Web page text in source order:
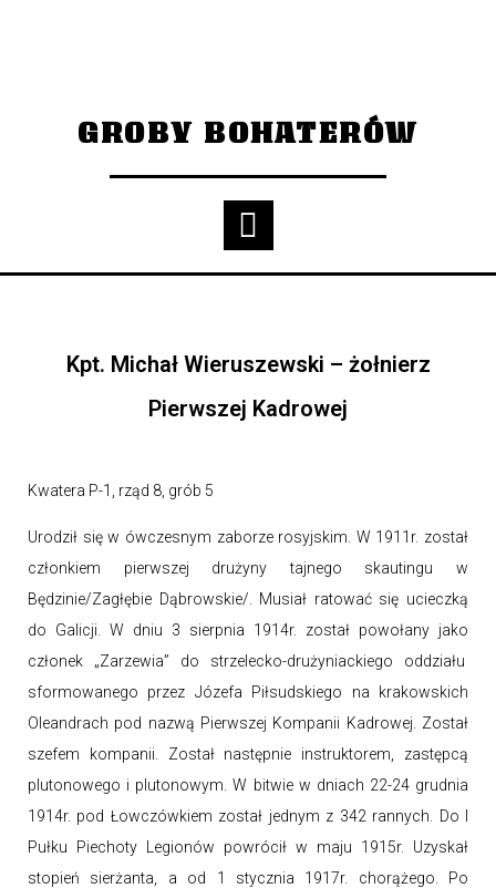
GROBY BOHATERÓW
Kpt. Michał Wieruszewski – żołnierz
Pierwszej Kadrowej
Kwatera P-1, rząd 8, grób 5
Urodził się w ówczesnym zaborze rosyjskim. W 1911r. został
członkiem pierwszej drużyny tajnego skautingu w
Będzinie/Zagłębie Dąbrowskie/. Musiał ratować się ucieczką
do Galicji. W dniu 3 sierpnia 1914r. został powołany jako
członek „Zarzewia” do strzelecko-drużyniackiego oddziału
sformowanego przez Józefa Piłsudskiego na krakowskich
Oleandrach pod nazwą Pierwszej Kompanii Kadrowej. Został
szefem kompanii. Został następnie instruktorem, zastępcą
plutonowego i plutonowym. W bitwie w dniach 22-24 grudnia
1914r. pod Łowczówkiem został jednym z 342 rannych. Do I
Pułku Piechoty Legionów powrócił w maju 1915r. Uzyskał
stopień sierżanta, a od 1 stycznia 1917r. chorążego. Po